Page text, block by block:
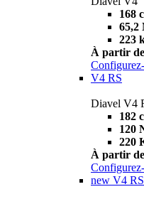
168
65,2
223
À partir
V4 RS
Diavel V4
182
120
220
À partir
new V4